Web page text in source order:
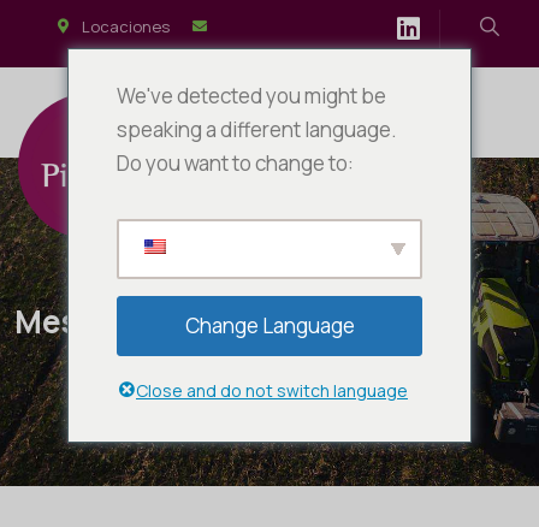
Locaciones
Mes: octubre 2024
We've detected you might be
speaking a different language.
Do you want to change to:
Change Language
Close and do not switch language